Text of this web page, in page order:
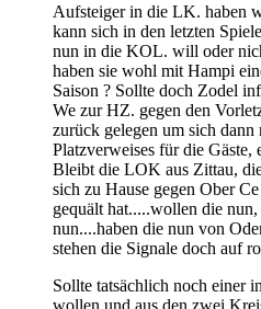
Aufsteiger in die LK. haben
kann sich in den letzten
nun in die KOL. will oder
haben sie wohl mit Hampi
Saison ? Sollte doch Zodel
We zur HZ. gegen den
zurück gelegen um sich
Platzverweises für die Gäste,
Bleibt die LOK aus Zittau,
sich zu Hause gegen Ober
gequält hat.....wollen die
nun....haben die nun von
stehen die Signale doch auf
Sollte tatsächlich noch einer
wollen und aus den zwei